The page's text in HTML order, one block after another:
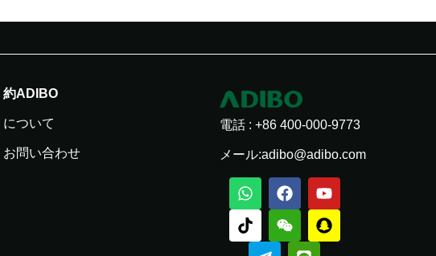
約ADIBO
について
お問い合わせ
電話 : +86 400-000-9773
メール:adibo@adibo.com
ワ
ッ
ツ
ア
ッ
F
a
c
e
b
Y
o
u
t
チ
ク
タ
ク
W
e
i
x
ス
ナ
ッ
プ
電
報
飛
行
機
ラ
イ
ン